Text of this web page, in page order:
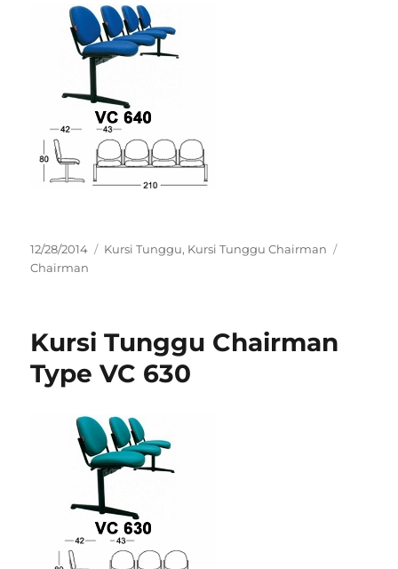
Posted
on
12/28/2014 Categories
Kursi Tunggu, Kursi Tunggu Chairman
Chairman
Kursi Tunggu Chairman
Type VC 630